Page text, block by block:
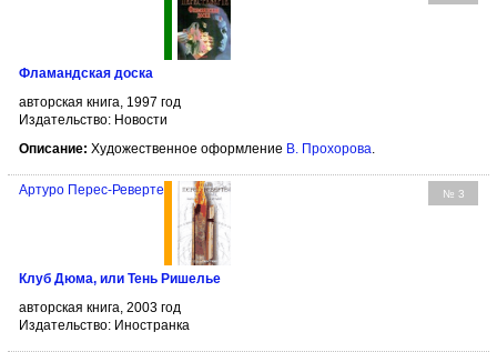
Фламандская доска
авторская книга, 1997 год
Издательство: Новости
Описание: Художественное оформление В. Прохорова.
№ 3
Артуро Перес-Реверте
Клуб Дюма, или Тень Ришелье
авторская книга, 2003 год
Издательство: Иностранка